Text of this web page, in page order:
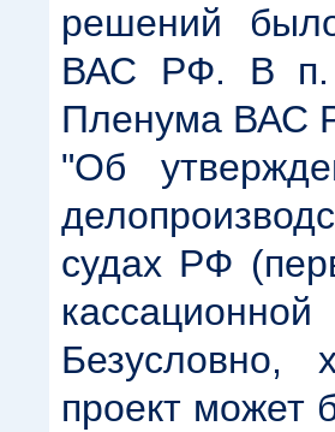
решений
ВАС РФ. В п.
Пленума ВАС
"Об
судах РФ
Безусловно,
проект может